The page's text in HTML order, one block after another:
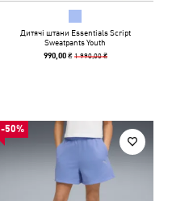
Дитячі штани Essentials Script
Sweatpants Youth
990,00 ₴ 1 990,00 ₴
-50%